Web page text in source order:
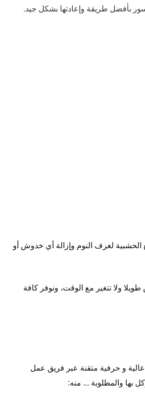
بأفضل طريقة وإعادتها بشكل جيد.
لغرف النوم وإزالة أي خدوش أو
ولا تتغير مع الوقت، ونوفر كافة
عالية و حرفية متقنة عبر فريق عمل
بها والمطلوبة … منه: